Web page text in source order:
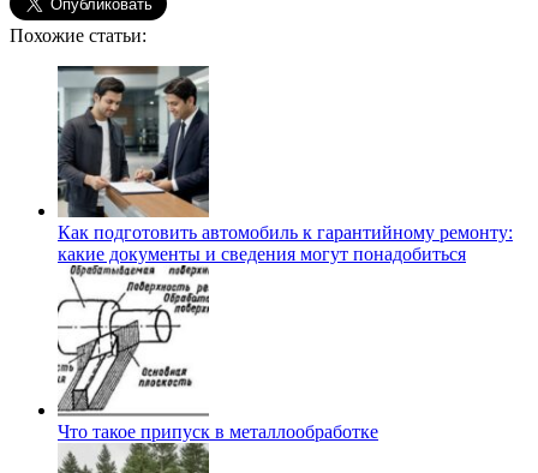
Похожие статьи:
Как подготовить автомобиль к гарантийному ремонту:
какие документы и сведения могут понадобиться
Что такое припуск в металлообработке